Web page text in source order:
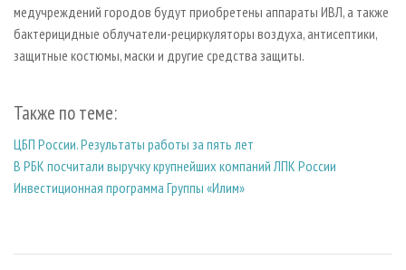
медучреждений городов будут приобретены аппараты ИВЛ, а также
бактерицидные облучатели-рециркуляторы воздуха, антисептики,
защитные костюмы, маски и другие средства защиты.
Также по теме:
ЦБП России. Результаты работы за пять лет
В РБК посчитали выручку крупнейших компаний ЛПК России
Инвестиционная программа Группы «Илим»